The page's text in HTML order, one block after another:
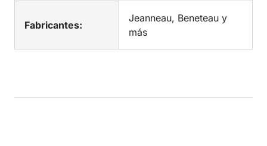
Fabricantes:
Jeanneau, Beneteau y
más